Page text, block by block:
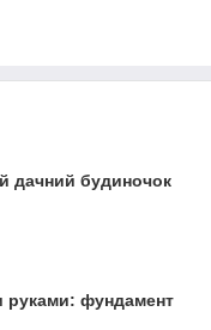
дачний будиночок
руками: фундамент